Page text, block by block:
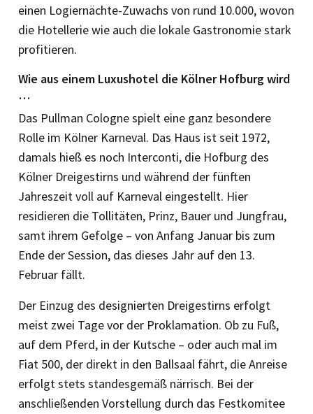
einen Logiernächte-Zuwachs von rund 10.000, wovon
die Hotellerie wie auch die lokale Gastronomie stark
profitieren.
Wie aus einem Luxushotel die Kölner Hofburg wird
…
Das Pullman Cologne spielt eine ganz besondere
Rolle im Kölner Karneval. Das Haus ist seit 1972,
damals hieß es noch Interconti, die Hofburg des
Kölner Dreigestirns und während der fünften
Jahreszeit voll auf Karneval eingestellt. Hier
residieren die Tolli­täten, Prinz, Bauer und Jungfrau,
samt ihrem Gefolge – von Anfang Januar bis zum
Ende der Session, das dieses Jahr auf den 13.
Februar fällt.
Der Einzug des designierten Dreigestirns erfolgt
meist zwei Tage vor der Proklamation. Ob zu Fuß,
auf dem Pferd, in der Kutsche – oder auch mal im
Fiat 500, der direkt in den Ballsaal fährt, die Anreise
erfolgt stets standesgemäß närrisch. Bei der
anschließenden Vorstellung durch das Festkomitee